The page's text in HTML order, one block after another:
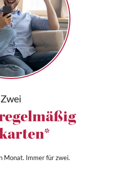
Zwei
Monat. Immer für zwei.